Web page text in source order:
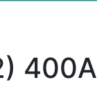
400А